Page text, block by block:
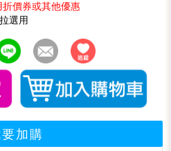
價券或其他優惠
選用
加購